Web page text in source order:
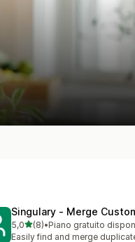
Singulary ‑ Merge
5,0stelle su 5
(8)
8 recensioni totali
•Piano gratuito
Easily find and merge